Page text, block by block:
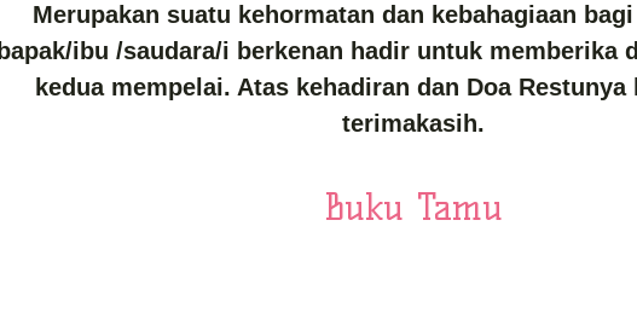
Merupakan suatu kehormatan dan kebahagiaan
bapak/ibu /saudara/i berkenan hadir untuk memberika
kedua mempelai. Atas kehadiran dan Doa Restunya
terimakasih.
Buku Tamu